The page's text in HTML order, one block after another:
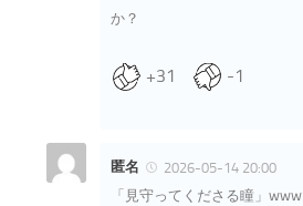
か？
+31 -1
匿名
2026-05-14 20:00
「見守ってくださる瞳」www